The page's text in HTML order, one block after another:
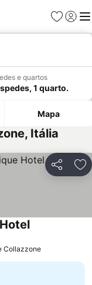
Favoritos
Iniciar
e quartos
1 quarto.
Mapa
Itália
Partilhar
Collazzone